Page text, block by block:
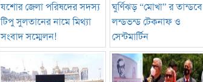
যশোর জেলা পরিষদের সদস্য
টিপু সুলতানের নামে মিথ্যা
সংবাদ সম্মেলন!
ঘুর্ণিঝড় “মোখা” র তান্ডবে
লন্ডভন্ড টেকনাফ ও
সেন্টমার্টিন